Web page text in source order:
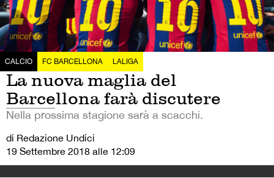
CALCIO FC BARCELLONA LALIGA
La nuova maglia del
Barcellona farà discutere
Nella prossima stagione sarà a scacchi.
di Redazione Undici
19 Settembre 2018 alle 12:09